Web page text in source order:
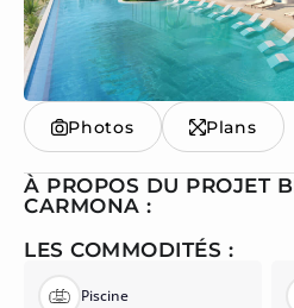
Photos Plans
À PROPOS DU PROJET
CARMONA :
LES COMMODITÉS :
Piscine